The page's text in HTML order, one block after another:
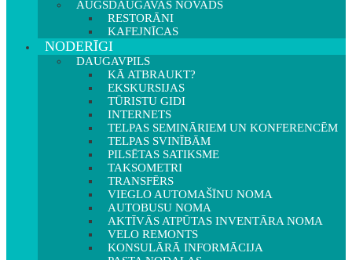
AUGŠDAUGAVAS NOVADS
RESTORĀNI
KAFEJNĪCAS
NODERĪGI
DAUGAVPILS
KĀ ATBRAUKT?
EKSKURSIJAS
TŪRISTU GIDI
INTERNETS
TELPAS SEMINĀRIEM UN KONFERENCĒM
TELPAS SVINĪBĀM
PILSĒTAS SATIKSME
TAKSOMETRI
TRANSFĒRS
VIEGLO AUTOMAŠĪNU NOMA
AUTOBUSU NOMA
AKTĪVĀS ATPŪTAS INVENTĀRA NOMA
VELO REMONTS
KONSULĀRĀ INFORMĀCIJA